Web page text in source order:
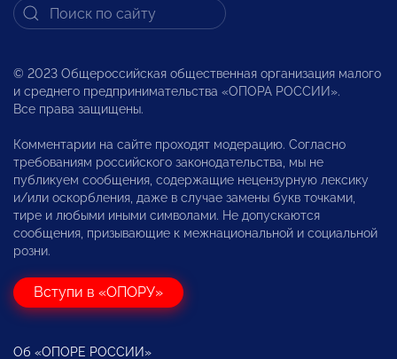
© 2023 Общероссийская общественная организация малого
и среднего предпринимательства «ОПОРА РОССИИ».
Все права защищены.
Комментарии на сайте проходят модерацию. Согласно
требованиям российского законодательства, мы не
публикуем сообщения, содержащие нецензурную лексику
и/или оскорбления, даже в случае замены букв точками,
тире и любыми иными символами. Не допускаются
сообщения, призывающие к межнациональной и социальной
розни.
Вступи в «ОПОРУ»
Об «ОПОРЕ РОССИИ»